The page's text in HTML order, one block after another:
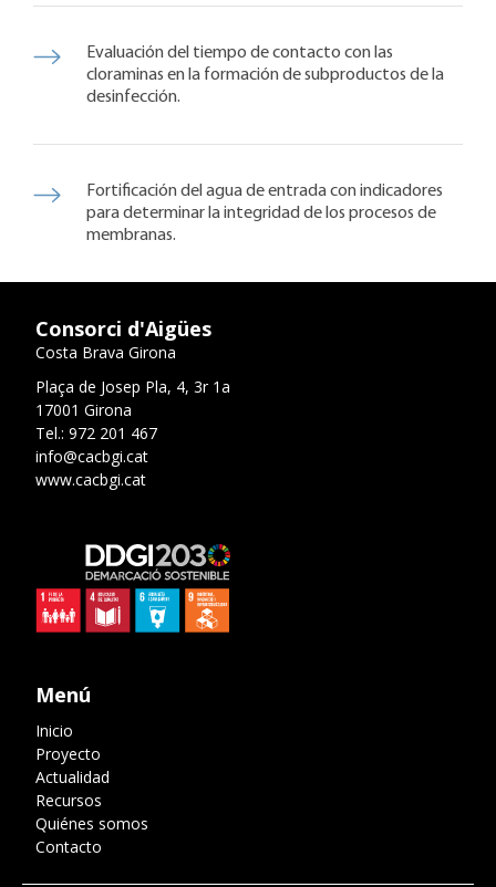
Evaluación del tiempo de contacto con las
cloraminas en la formación de subproductos de la
desinfección.
Fortificación del agua de entrada con indicadores
para determinar la integridad de los procesos de
membranas.
Consorci d'Aigües
Costa Brava Girona
Plaça de Josep Pla, 4, 3r 1a
17001 Girona
Tel.: 972 201 467
info@cacbgi.cat
www.cacbgi.cat
Menú
Inicio
Proyecto
Actualidad
Recursos
Quiénes somos
Contacto